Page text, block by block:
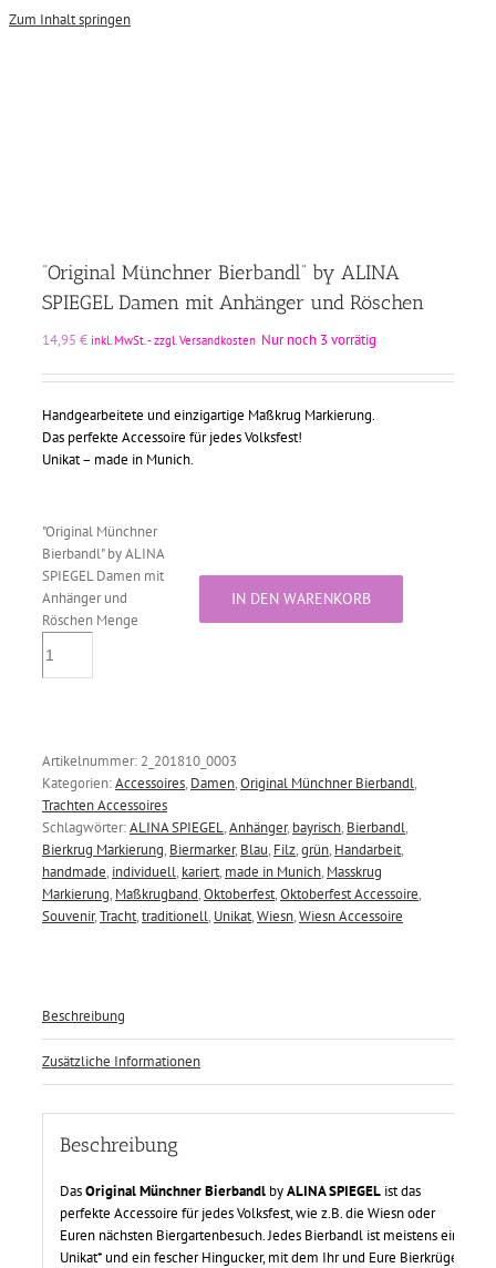
Zum Inhalt springen
“Original Münchner Bierbandl” by ALINA
SPIEGEL Damen mit Anhänger und Röschen
14,95 € inkl. MwSt. - zzgl. Versandkosten Nur noch 3 vorrätig
Handgearbeitete und einzigartige Maßkrug Markierung.
Das perfekte Accessoire für jedes Volksfest!
Unikat – made in Munich.
"Original Münchner
Bierbandl" by ALINA
SPIEGEL Damen mit
Anhänger und
Röschen Menge
IN DEN WARENKORB
Artikelnummer: 2_201810_0003
Kategorien:Accessoires, Damen,Original Münchner Bierbandl,
Trachten Accessoires
Schlagwörter:ALINA SPIEGEL,Anhänger, bayrisch, Bierbandl,
Bierkrug Markierung, Biermarker, Blau, Filz,grün, Handarbeit,
handmade, individuell, kariert, made in Munich, Masskrug
Markierung, Maßkrugband,Oktoberfest,Oktoberfest Accessoire,
Souvenir,Tracht,traditionell, Unikat,Wiesn,Wiesn Accessoire
Beschreibung
Zusätzliche Informationen
Beschreibung
DasOriginal Münchner BierbandlbyALINA SPIEGEList das
perfekte Accessoire für jedes Volksfest, wie z.B. die Wiesn oder
Euren nächsten Biergartenbesuch. Jedes Bierbandl ist meistens ein
Unikat* und ein fescher Hingucker, mit dem Ihr und Eure Bierkrüge